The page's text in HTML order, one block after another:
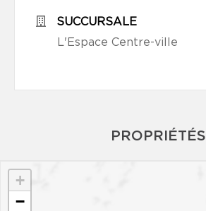
SUCCURSALE
L'Espace Centre-ville
PROPRIÉTÉS
+
−